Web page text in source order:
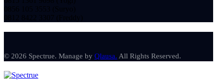
© 2026 Spectrue. Manage by Qlausa. All Rights Reserved.